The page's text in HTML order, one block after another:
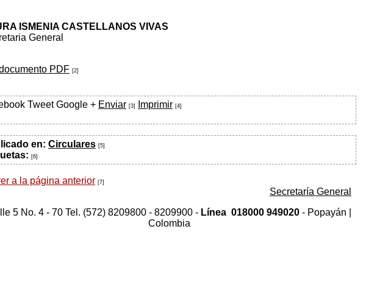
ISMENIA CASTELLANOS VIVAS
General
PDF [2]
Tweet Google + Enviar [3] Imprimir [4]
en: Circulares [5]
[6]
a la página anterior [7]
Secretaría General
5 No. 4 - 70 Tel. (572) 8209800 - 8209900 - Línea 018000949020- Popayán |
Colombia